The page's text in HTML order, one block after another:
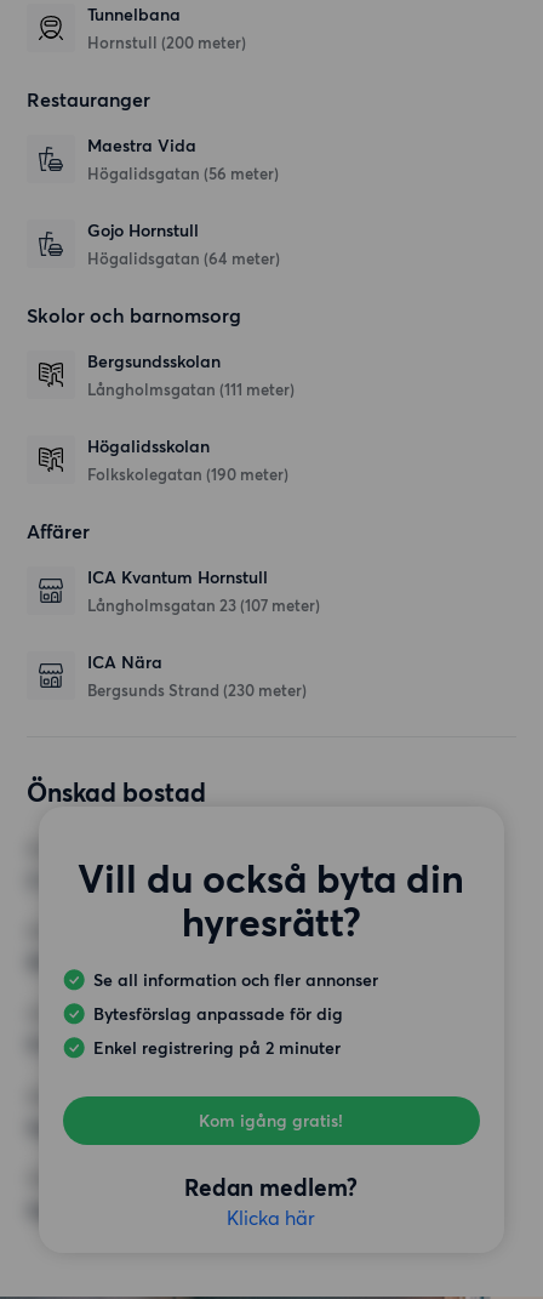
Tunnelbana
Hornstull (200 meter)
Restauranger
Maestra Vida
Högalidsgatan (56 meter)
Gojo Hornstull
Högalidsgatan (64 meter)
Skolor och barnomsorg
Bergsundsskolan
Långholmsgatan (111 meter)
Högalidsskolan
Folkskolegatan (190 meter)
Affärer
ICA Kvantum Hornstull
Långholmsgatan 23 (107 meter)
ICA Nära
Bergsunds Strand (230 meter)
Önskad bostad
Vill du också byta din
hyresrätt?
Se all information och fler annonser
Bytesförslag anpassade för dig
Enkel registrering på 2 minuter
Kom igång gratis!
Redan medlem?
Klicka här
MINST ANTAL KVADRATMETER
HÖGSTA HYRA
9 500 kr
Inga speciella krav
ÖVRIGA PREFERENSER
Inga speciella preferenser